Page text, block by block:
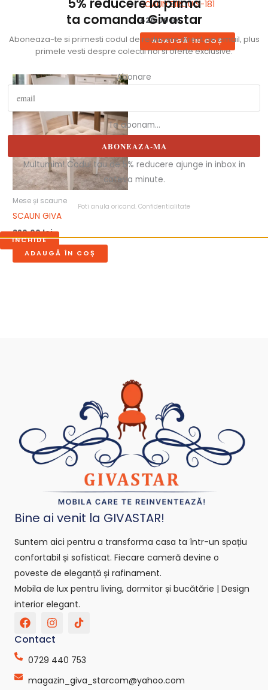
SCAUN BIROU S-181
420.00lei
ADAUGĂ ÎN COȘ
Mese și scaune
SCAUN GIVA
390.00lei
ADAUGĂ ÎN COȘ
Bine ai venit la GIVASTAR!
Suntem aici pentru a transforma casa ta într-un spațiu
confortabil și sofisticat. Fiecare cameră devine o
poveste de eleganță și rafinament.
Mobila de lux pentru living, dormitor și bucătărie | Design
interior elegant.
F
a
c
b
o
I
n
s
a
r
T
i
o
-
Contact
0729 440 753
magazin_giva_starcom@yahoo.com
ta comanda Givastar
Aboneaza-te si primesti codul de reducere direct pe email, plus
primele vesti despre colectii noi si oferte exclusive.
Abonare
Te abonam...
ABONEAZA-MA
Multumim! Codul tau de 5% reducere ajunge in inbox in
cateva minute.
Poti anula oricand. Confidentialitate
INCHIDE